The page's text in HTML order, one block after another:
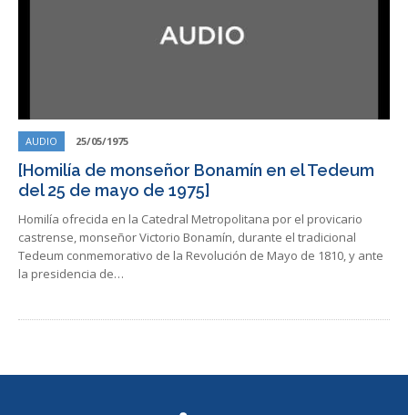
AUDIO 25/05/1975
[Homilía de monseñor Bonamín en el Tedeum
del 25 de mayo de 1975]
Homilía ofrecida en la Catedral Metropolitana por el provicario
castrense, monseñor Victorio Bonamín, durante el tradicional
Tedeum conmemorativo de la Revolución de Mayo de 1810, y ante
la presidencia de…